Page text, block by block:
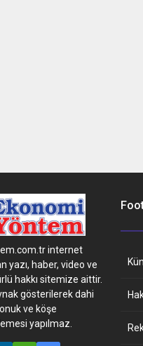
internet
yazı, haber, video ve
hakkı sitemize aittir.
gösterilerek dahi
ve köşe
yapılmaz.